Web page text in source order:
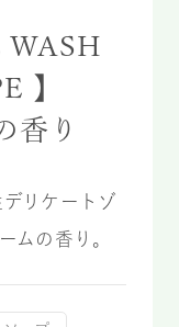
】
香り
リケートゾ
ムの香り。